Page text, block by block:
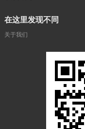
在这里发现不同
关于我们